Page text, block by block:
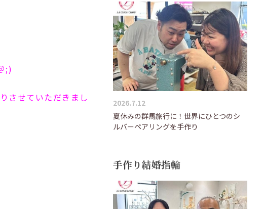
;)
させていただきまし
2026.7.12
夏休みの群馬旅行に！世界にひとつのシ
ルバーペアリングを手作り
手作り結婚指輪